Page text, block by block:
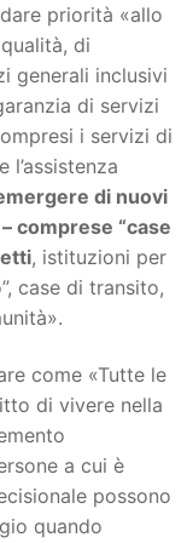
priorità «allo
di
generali inclusivi
di servizi
i servizi di
di nuovi
comprese “case
, istituzioni per
case di transito,
come «Tutte le
di vivere nella
a cui è
possono
quando